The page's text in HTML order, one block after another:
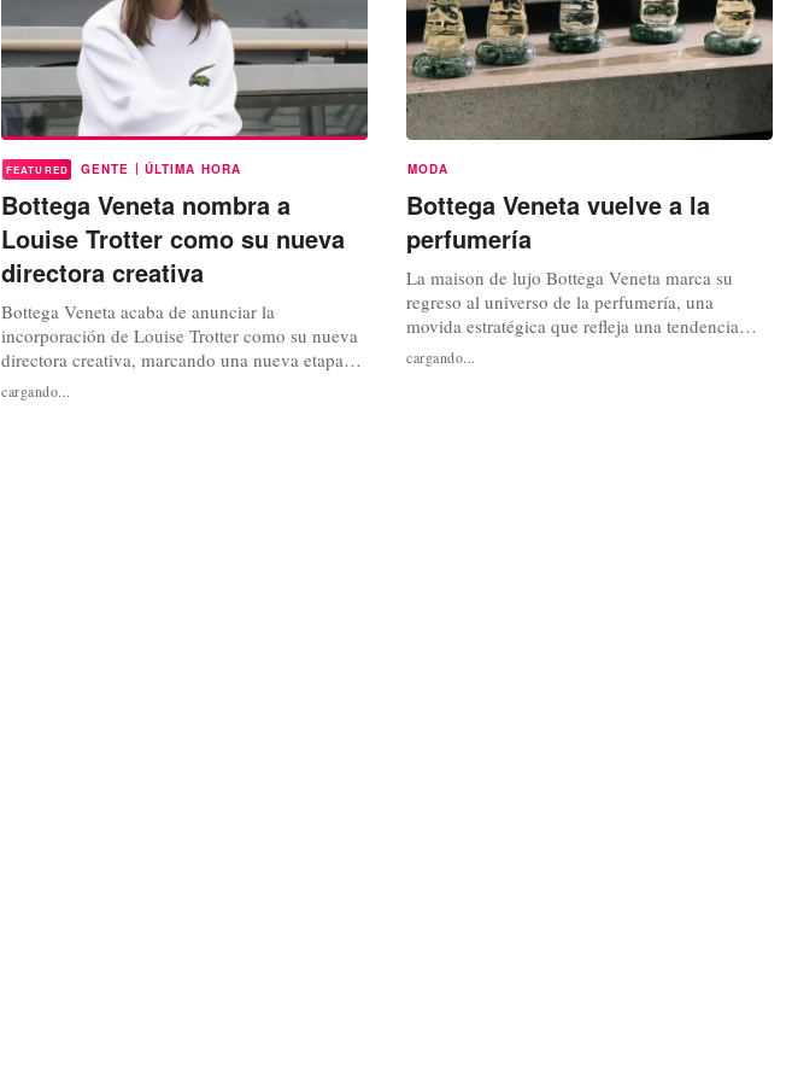
FEATURED GENTE | ÚLTIMA HORA
Bottega Veneta nombra a
Louise Trotter como su nueva
directora creativa
Bottega Veneta acaba de anunciar la
incorporación de Louise Trotter como su nueva
directora creativa, marcando una nueva etapa
para la icónica firma italiana conocida por su
lujo discreto y su maestría artesanal. Trotter
cargando...
MODA
Bottega Veneta vuelve a la
perfumería
La maison de lujo Bottega Veneta marca su
regreso al universo de la perfumería, una
movida estratégica que refleja una tendencia
creciente entre las firmas de moda de diversificar
sus fuentes de ingresos y fortalecer su presencia
cargando...